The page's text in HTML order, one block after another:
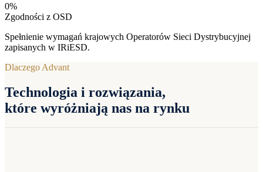
0%
Zgodności z OSD
Spełnienie wymagań krajowych Operatorów Sieci Dystrybucyjnej
zapisanych w IRiESD.
Dlaczego Advant
Technologia i rozwiązania,
które wyróżniają nas na rynku